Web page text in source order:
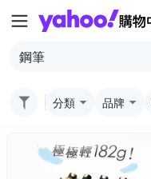
分類 品牌